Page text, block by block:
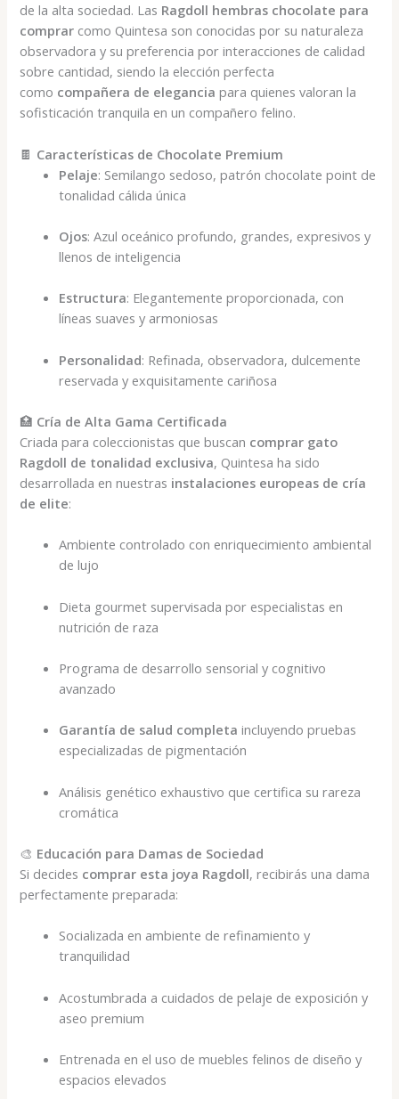
de la alta sociedad. Las Ragdoll hembras chocolate para
comprar como Quintesa son conocidas por su naturaleza
observadora y su preferencia por interacciones de calidad
sobre cantidad, siendo la elección perfecta
como compañera de elegancia para quienes valoran la
sofisticación tranquila en un compañero felino.
🍫 Características de Chocolate Premium
Pelaje: Semilango sedoso, patrón chocolate point de
tonalidad cálida única
Ojos: Azul oceánico profundo, grandes, expresivos y
llenos de inteligencia
Estructura: Elegantemente proporcionada, con
líneas suaves y armoniosas
Personalidad: Refinada, observadora, dulcemente
reservada y exquisitamente cariñosa
🏥 Cría de Alta Gama Certificada
Criada para coleccionistas que buscan comprar gato
Ragdoll de tonalidad exclusiva, Quintesa ha sido
desarrollada en nuestras instalaciones europeas de cría
de elite:
Ambiente controlado con enriquecimiento ambiental
de lujo
Dieta gourmet supervisada por especialistas en
nutrición de raza
Programa de desarrollo sensorial y cognitivo
avanzado
Garantía de salud completa incluyendo pruebas
especializadas de pigmentación
Análisis genético exhaustivo que certifica su rareza
cromática
🎨 Educación para Damas de Sociedad
Si decides comprar esta joya Ragdoll, recibirás una dama
perfectamente preparada:
Socializada en ambiente de refinamiento y
tranquilidad
Acostumbrada a cuidados de pelaje de exposición y
aseo premium
Entrenada en el uso de muebles felinos de diseño y
espacios elevados